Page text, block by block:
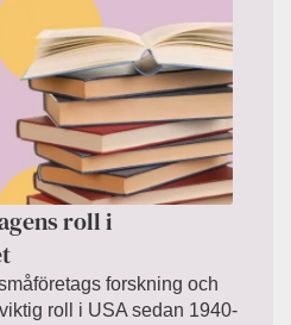
roll i
forskning och
roll i USA sedan 1940-